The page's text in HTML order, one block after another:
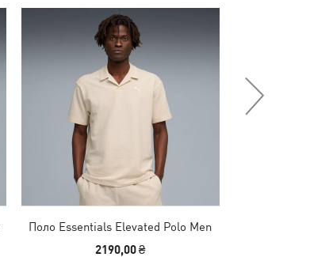
Поло Essentials Elevated Polo Men
2190,00 ₴